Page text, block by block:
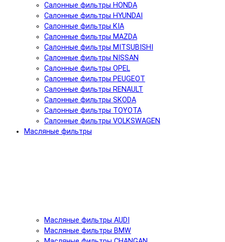
Салонные фильтры HONDA
Салонные фильтры HYUNDAI
Салонные фильтры KIA
Салонные фильтры MAZDA
Салонные фильтры MITSUBISHI
Салонные фильтры NISSAN
Салонные фильтры OPEL
Салонные фильтры PEUGEOT
Салонные фильтры RENAULT
Салонные фильтры SKODA
Салонные фильтры TOYOTA
Салонные фильтры VOLKSWAGEN
Масляные фильтры
Масляные фильтры AUDI
Масляные фильтры BMW